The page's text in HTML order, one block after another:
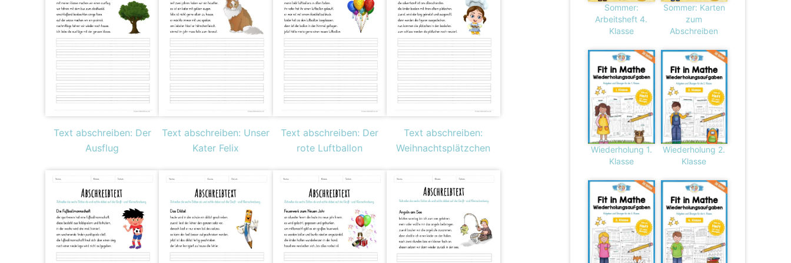
Text abschreiben: Der
Ausflug
Text abschreiben: Unser
Kater Felix
Text abschreiben: Der
rote Luftballon
Text abschreiben:
Weihnachtsplätzchen
Sommer:
Arbeitsheft 4.
Klasse
Sommer: Karten
zum
Abschreiben
Wiederholung 1.
Klasse
Wiederholung 2.
Klasse